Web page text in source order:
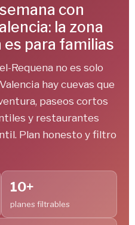
con
la zona
para familias
Requena no es solo
hay cuevas que
paseos cortos
y restaurantes
Plan honesto y filtro
10+
planes filtrables